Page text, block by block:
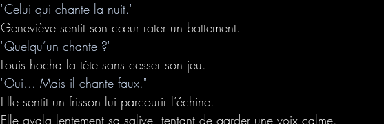
"Celui qui chante la nuit."
Geneviève sentit son cœur rater un battement.
"Quelqu’un chante ?"
Louis hocha la tête sans cesser son jeu.
"Oui… Mais il chante faux."
Elle sentit un frisson lui parcourir l’échine.
Elle avala lentement sa salive, tentant de garder une voix calme.